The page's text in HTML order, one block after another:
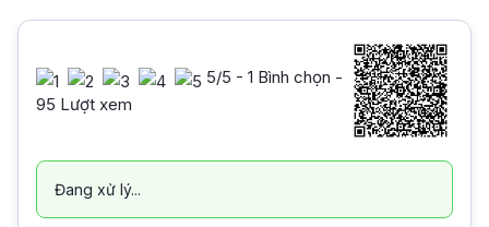
5/5 - 1 Bình chọn -
95 Lượt xem
Đang xử lý...